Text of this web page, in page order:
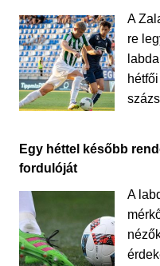
A
re
Egy héttel később
fordulóját
A